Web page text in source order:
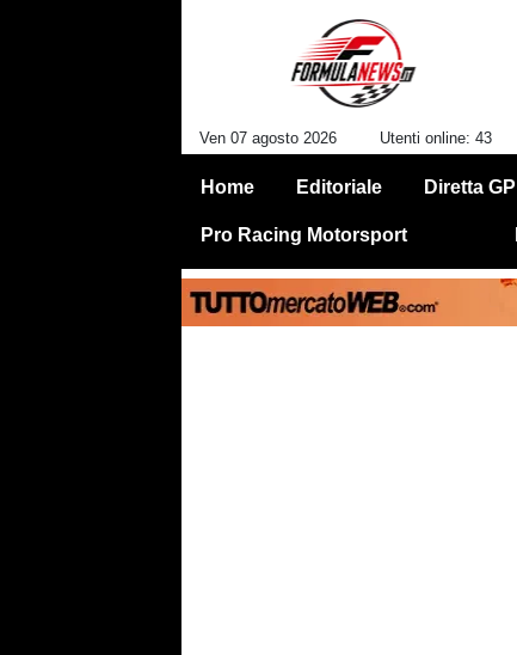
Ven 07 agosto 2026 Utenti online: 43
Home Editoriale Diretta GP
Pro Racing Motorsport